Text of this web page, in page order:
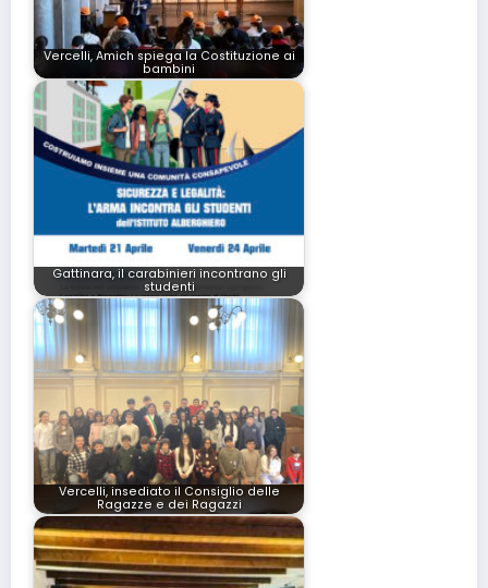
Vercelli, Amich spiega la Costituzione ai
bambini
Gattinara, il carabinieri incontrano gli
studenti
Vercelli, insediato il Consiglio delle
Ragazze e dei Ragazzi